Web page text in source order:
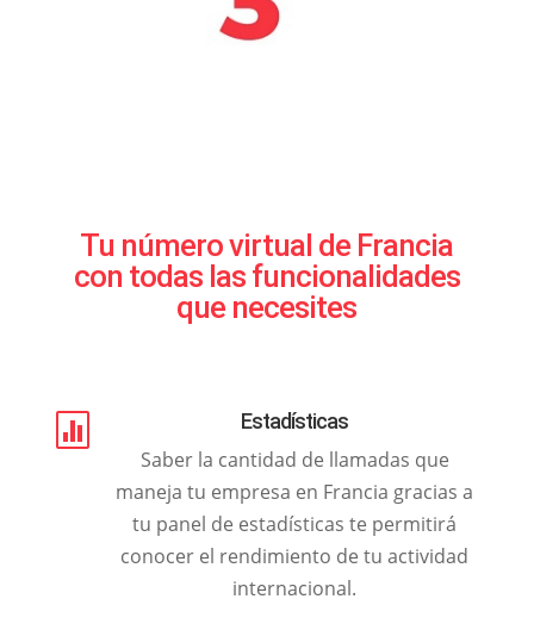
Tu número virtual de Francia
con todas las funcionalidades
que necesites
 Estadísticas
Saber la cantidad de llamadas que
maneja tu empresa en Francia gracias a
tu panel de estadísticas te permitirá
conocer el rendimiento de tu actividad
internacional.